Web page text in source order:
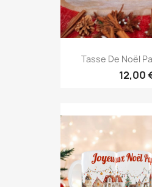
Tasse De Noël
12,00